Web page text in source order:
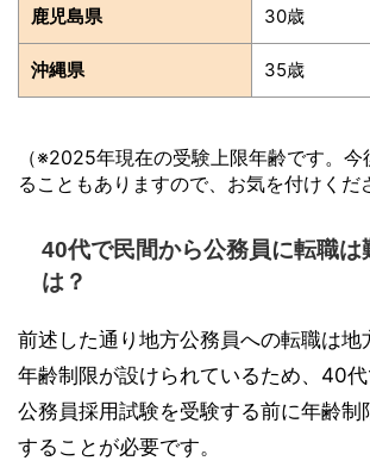
鹿児島県 30歳
沖縄県 35歳
（※2025年現在の受験上限年齢です。
ることもありますので、お気を付けくだ
40代で民間から公務員に転職は
は？
前述した通り地方公務員への転職は地
年齢制限が設けられているため、40
公務員採用試験を受験する前に年齢制
することが必要です。